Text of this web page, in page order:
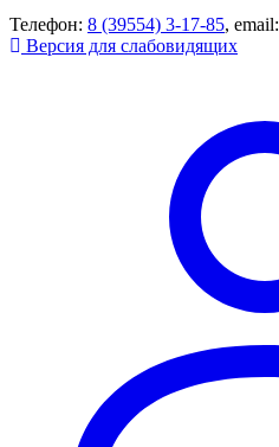
Телефон: 8 (39554) 3-17-85, email:
Версия для слабовидящих